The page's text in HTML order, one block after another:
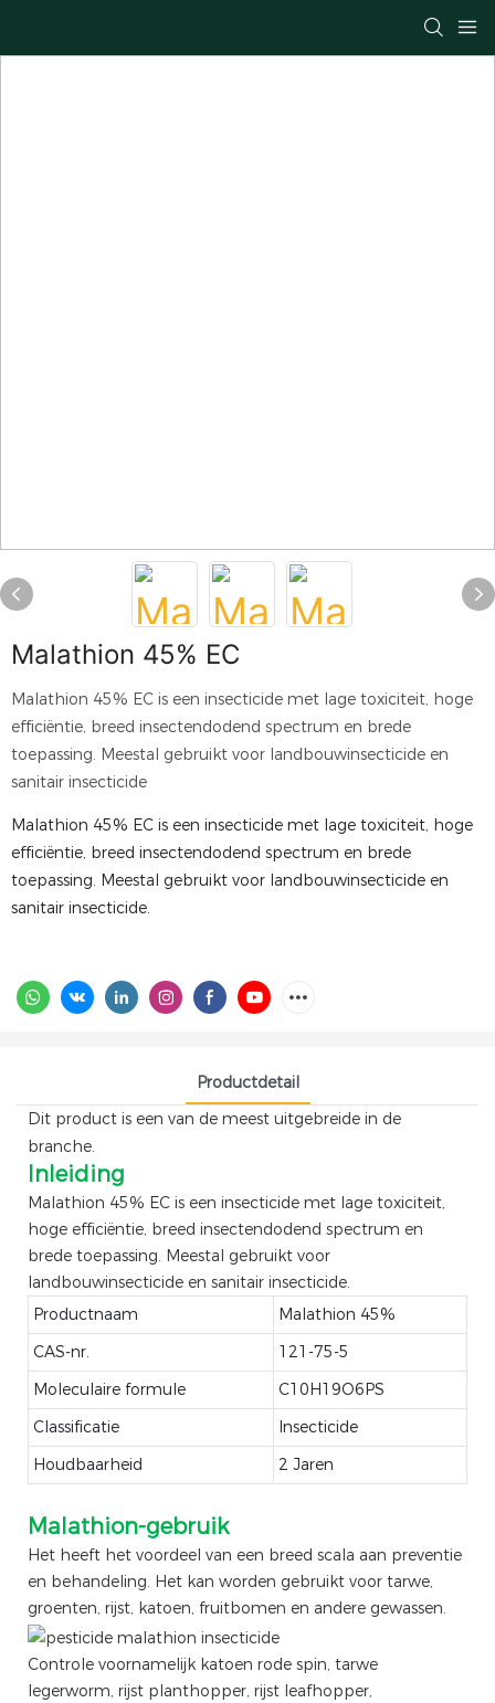
Malathion 45% EC
Malathion 45% EC is een insecticide met lage toxiciteit, hoge
efficiëntie, breed insectendodend spectrum en brede
toepassing. Meestal gebruikt voor landbouwinsecticide en
sanitair insecticide
Malathion 45% EC is een insecticide met lage toxiciteit, hoge
efficiëntie, breed insectendodend spectrum en brede
toepassing. Meestal gebruikt voor landbouwinsecticide en
sanitair insecticide.
Productdetail
Dit product is een van de meest uitgebreide in de
branche.
Inleiding
Malathion 45% EC is een insecticide met lage toxiciteit,
hoge efficiëntie, breed insectendodend spectrum en
brede toepassing. Meestal gebruikt voor
landbouwinsecticide en sanitair insecticide.
Productnaam
Malathion 45%
CAS-nr.
121-75-5
Moleculaire formule
C10H19O6PS
Classificatie
Insecticide
Houdbaarheid
2 Jaren
Malathion-gebruik
Het heeft het voordeel van een breed scala aan preventie
en behandeling. Het kan worden gebruikt voor tarwe,
groenten, rijst, katoen, fruitbomen en andere gewassen.
Controle voornamelijk katoen rode spin, tarwe
legerworm, rijst planthopper, rijst leafhopper,